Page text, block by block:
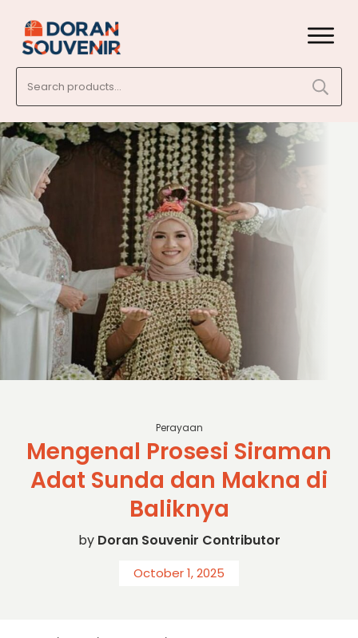
for:
Perayaan
Mengenal Prosesi Siraman
Adat Sunda dan Makna di
Baliknya
by Doran Souvenir Contributor
October 1, 2025